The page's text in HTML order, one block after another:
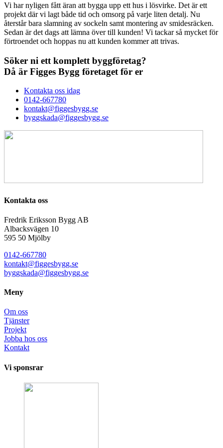
Vi har nyligen fått äran att bygga upp ett hus i lösvirke. Det är ett
projekt där vi lagt både tid och omsorg på varje liten detalj. Nu
återstår bara slamning av sockeln samt montering av smidesräcken.
Sedan är det dags att lämna över till kunden! Vi tackar så mycket för
förtroendet och hoppas nu att kunden kommer att trivas.
Söker ni ett komplett byggföretag?
Då är Figges Bygg företaget för er
Kontakta oss idag
0142-667780
kontakt@figgesbygg.se
byggskada@figgesbygg.se
Kontakta oss
Fredrik Eriksson Bygg AB
Albacksvägen 10
595 50 Mjölby​
0142-667780
kontakt@figgesbygg.se
byggskada@figgesbygg.se
Meny
Om oss
Tjänster
Projekt
Jobba hos oss
Kontakt
Vi sponsrar